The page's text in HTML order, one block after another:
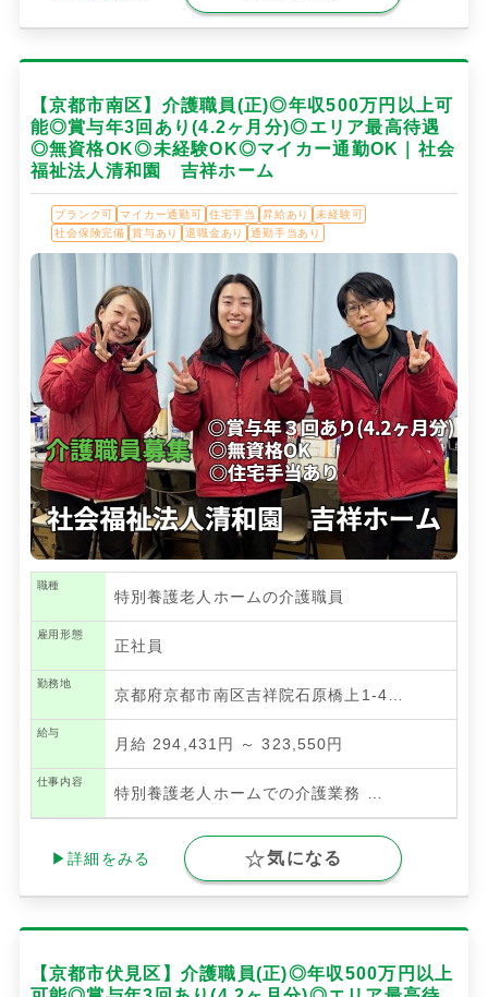
【京都市南区】介護職員(正)◎年収500万円以上可
能◎賞与年3回あり(4.2ヶ月分)◎エリア最高待遇
◎無資格OK◎未経験OK◎マイカー通勤OK｜社会
福祉法人清和園 吉祥ホーム
ブランク可 マイカー通勤可 住宅手当 昇給あり
未経験可
社会保険完備
賞与あり 退職金あり 通勤手当あり
職種
特別養護老人ホームの介護職員
雇用形態
正社員
勤務地
京都府京都市南区吉祥院石原橋上1-4…
給与
月給 294,431円 ～ 323,550円
仕事内容
特別養護老人ホームでの介護業務
▶詳細をみる 気になる
【京都市伏見区】介護職員(正)◎年収500万円以上